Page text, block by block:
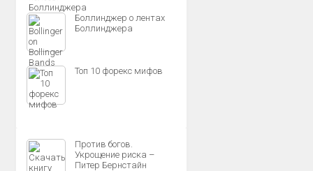
Боллинджер о лентах
Боллинджера
Топ 10 форекс мифов
Против богов.
Укрощение риска –
Питер Бернстайн